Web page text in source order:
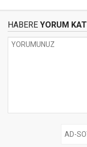
HABERE YORUM KAT